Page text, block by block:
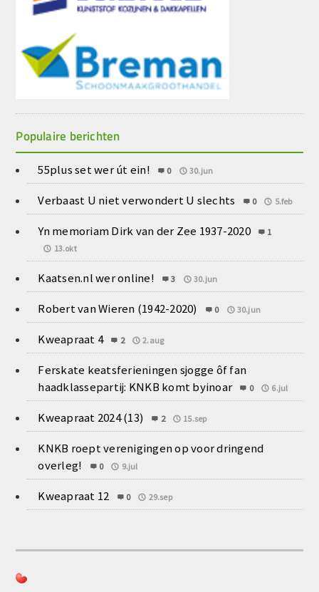
Populaire berichten
55plus set wer út ein! 0 30.jun
Verbaast U niet verwondert U slechts 0 5.feb
Yn memoriam Dirk van der Zee 1937-2020
1
13.okt
Kaatsen.nl wer online! 3 30.jun
Robert van Wieren (1942-2020) 0 30.jun
Kweapraat 4 2 2.aug
Ferskate keatsferieningen sjogge ôf fan
haadklassepartij: KNKB komt byinoar
0 6.jul
Kweapraat 2024 (13) 2 15.sep
KNKB roept verenigingen op voor dringend
overleg!
0 9.jul
Kweapraat 12 0 29.sep